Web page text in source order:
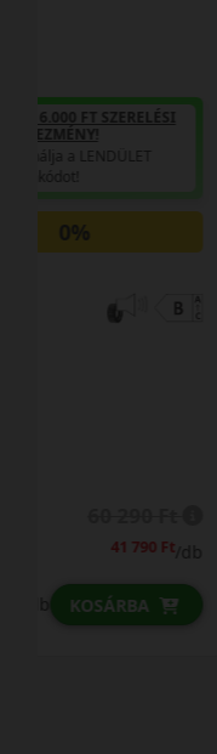
LENDÜLET
Kuponkód másolása